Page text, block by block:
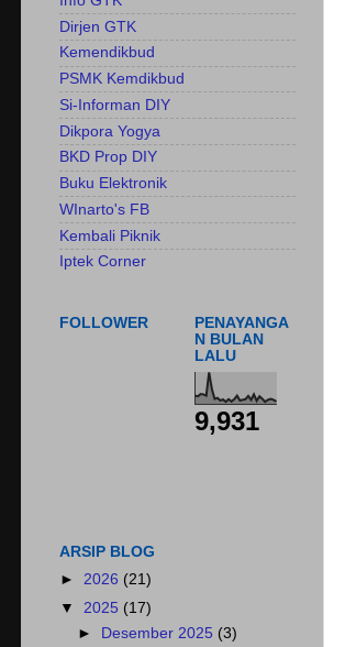
Dirjen GTK
Kemendikbud
PSMK Kemdikbud
Si-Informan DIY
Dikpora Yogya
BKD Prop DIY
Buku Elektronik
WInarto's FB
Kembali Piknik
Iptek Corner
FOLLOWER
PENAYANGA
N BULAN
LALU
9,931
ARSIP BLOG
► 2026 (21)
▼ 2025 (17)
► Desember 2025 (3)